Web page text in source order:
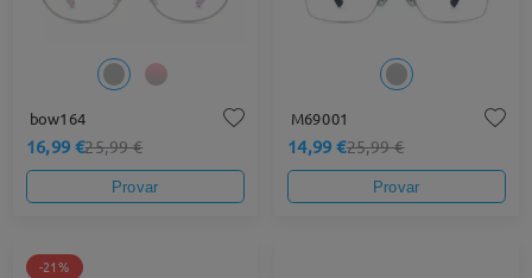
bow164
16,99 €25,99 €
Provar
M69001
14,99 €25,99 €
Provar
-21%